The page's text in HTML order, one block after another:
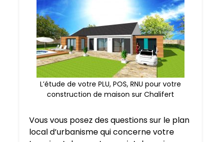
L’étude de votre PLU, POS, RNU pour votre
construction de maison sur Chalifert
Vous vous posez des questions sur le plan
local d’urbanisme qui concerne votre